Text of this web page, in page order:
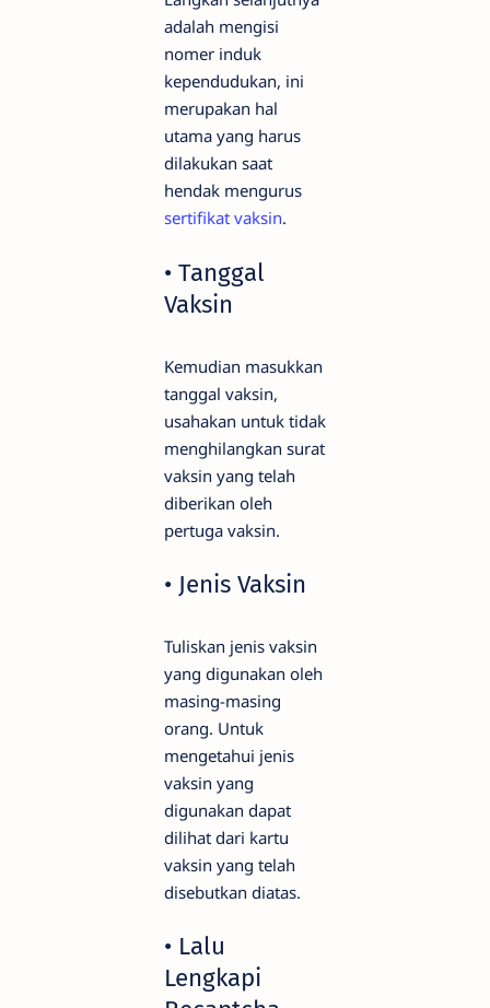
adalah mengisi
nomer induk
kependudukan, ini
merupakan hal
utama yang harus
dilakukan saat
hendak mengurus
sertifikat vaksin.
• Tanggal
Vaksin
Kemudian masukkan
tanggal vaksin,
usahakan untuk tidak
menghilangkan surat
vaksin yang telah
diberikan oleh
pertuga vaksin.
• Jenis Vaksin
Tuliskan jenis vaksin
yang digunakan oleh
masing-masing
orang. Untuk
mengetahui jenis
vaksin yang
digunakan dapat
dilihat dari kartu
vaksin yang telah
disebutkan diatas.
• Lalu
Lengkapi